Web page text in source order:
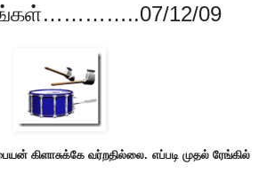
12/09
கிளாசுக்கே வர்றதில்லை. எப்படி முதல் ரேங்கில்